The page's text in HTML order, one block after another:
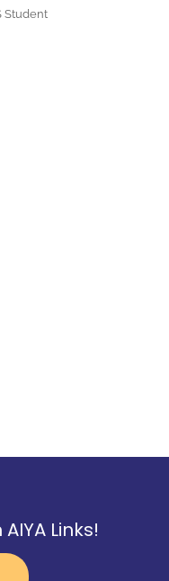
Student
Links!